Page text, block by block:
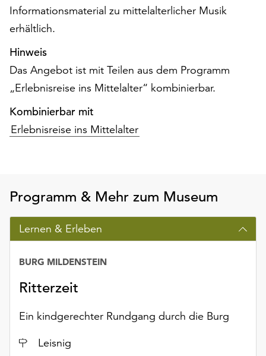
Informationsmaterial zu mittelalterlicher Musik
erhältlich.
Hinweis
Das Angebot ist mit Teilen aus dem Programm
„Erlebnisreise ins Mittelalter“ kombinierbar.
Kombinierbar mit
Erlebnisreise ins Mittelalter
Programm & Mehr zum Museum
Lernen & Erleben
Ritterzeit
BURG MILDENSTEIN
Ein kindgerechter Rundgang durch die Burg
Ort
Leisnig